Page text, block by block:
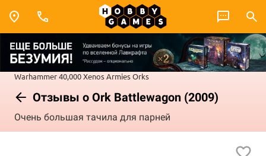
Warhammer 40,000Xenos ArmiesOrks
Отзывы о Ork Battlewagon (2009)
Очень большая тачила для парней